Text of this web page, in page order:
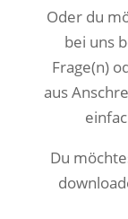
Oder du
bei uns
Frage(n)
aus
Du